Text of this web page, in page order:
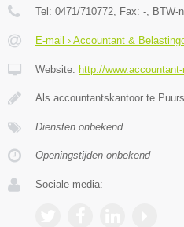
Tel: 0471/710772, Fax: -, BTW-
E-mail › Accountant &
Website: http://
Als accountantskantoor te
Diensten onbekend
Openingstijden onbekend
Sociale media: